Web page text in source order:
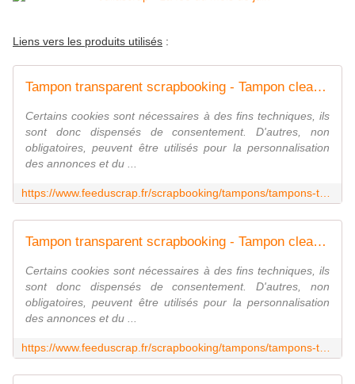
Liens vers les produits utilisés :
Tampon transparent scrapbooking - Tampon clear - La fée du Scrap
Certains cookies sont nécessaires à des fins techniques, ils
sont donc dispensés de consentement. D'autres, non
obligatoires, peuvent être utilisés pour la personnalisation
des annonces et du ...
Tampon transparent scrapbooking - Tampon clear - La fée du Scrap
Certains cookies sont nécessaires à des fins techniques, ils
sont donc dispensés de consentement. D'autres, non
obligatoires, peuvent être utilisés pour la personnalisation
des annonces et du ...